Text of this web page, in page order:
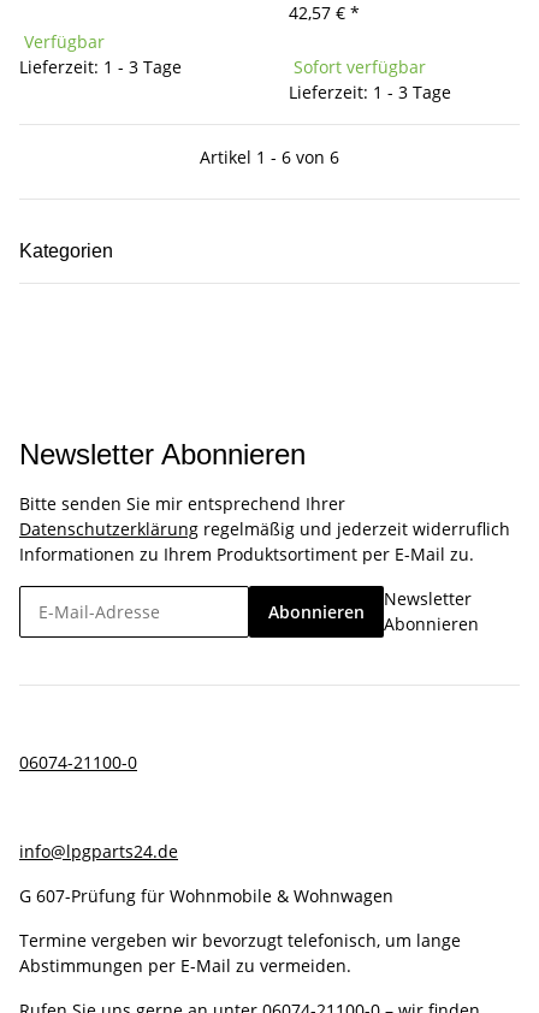
Verfügbar
Lieferzeit: 1 - 3 Tage
42,57 € *
Sofort verfügbar
Lieferzeit: 1 - 3 Tage
Artikel 1 - 6 von 6
Kategorien
Newsletter Abonnieren
Bitte senden Sie mir entsprechend Ihrer
Datenschutzerklärung regelmäßig und jederzeit widerruflich
Informationen zu Ihrem Produktsortiment per E-Mail zu.
Abonnieren
Newsletter
Abonnieren
06074-21100-0
info@lpgparts24.de
G 607-Prüfung für Wohnmobile & Wohnwagen
Termine vergeben wir bevorzugt telefonisch, um lange
Abstimmungen per E-Mail zu vermeiden.